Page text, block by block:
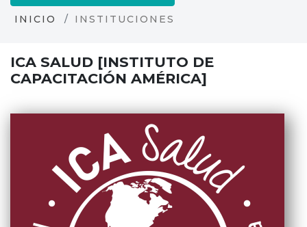
INICIO INSTITUCIONES
ICA SALUD [INSTITUTO DE
CAPACITACIÓN AMÉRICA]